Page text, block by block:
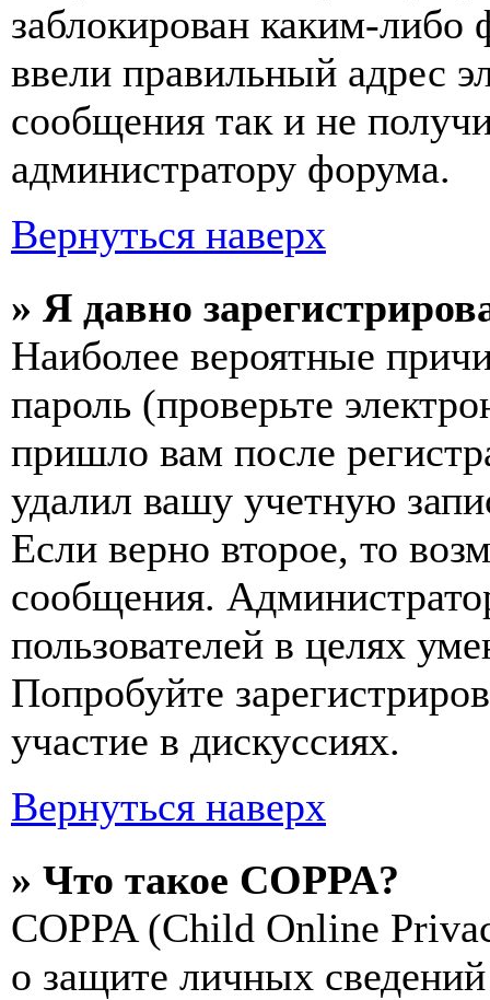
заблокирован каким-
ввели правильный адрес
сообщения так и не
администратору форума.
Вернуться наверх
» Я давно
Наиболее вероятные
пароль (проверьте
пришло вам после
удалил вашу учетную
Если верно второе, то
сообщения.
пользователей в целях
Попробуйте
участие в дискуссиях.
Вернуться наверх
» Что такое COPPA?
COPPA (Child Online
о защите личных